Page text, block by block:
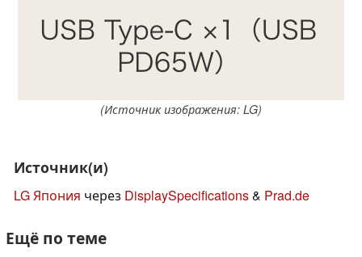
(Источник изображения: LG)
Источник(и)
LG Япония через DisplaySpecifications& Prad.de
Ещё по теме